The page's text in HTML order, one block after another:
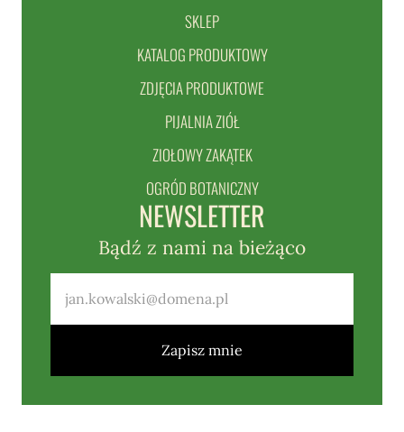
SKLEP
KATALOG PRODUKTOWY
ZDJĘCIA PRODUKTOWE
PIJALNIA ZIÓŁ
ZIOŁOWY ZAKĄTEK
OGRÓD BOTANICZNY
NEWSLETTER
Bądź z nami na bieżąco
Zapisz mnie